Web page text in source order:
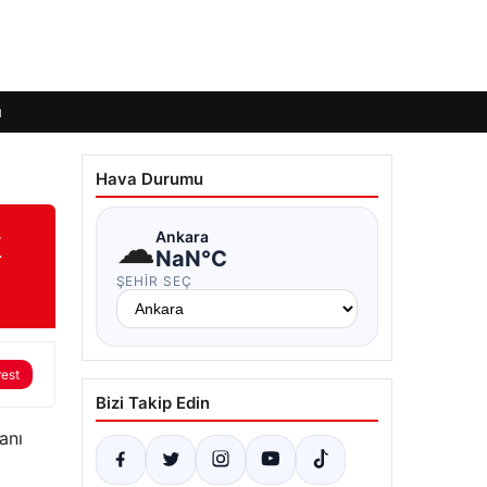
Hava Durumu
☁Ankara
NaN°C
ŞEHIR SEÇ
Bizi Takip Edin